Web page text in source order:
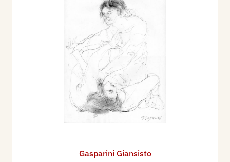
Gasparini Giansisto